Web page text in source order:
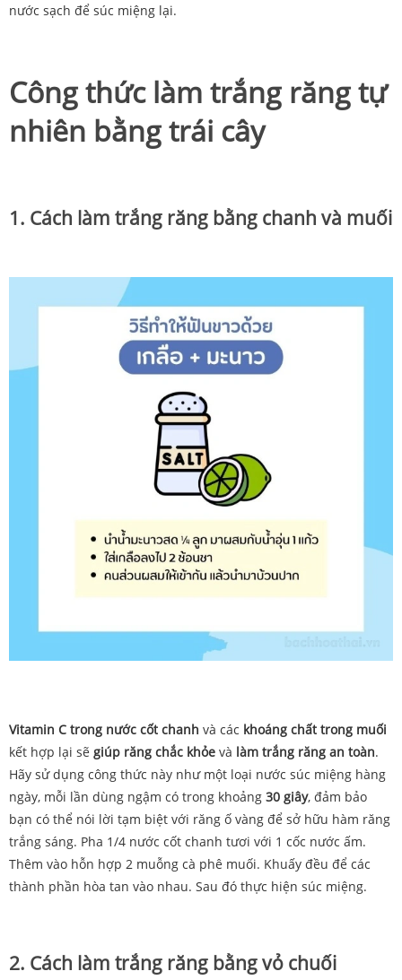
nước sạch để súc miệng lại.
Công thức làm trắng răng tự
nhiên bằng trái cây
1. Cách làm trắng răng bằng chanh và muối
Vitamin C trong nước cốt chanh và các khoáng chất trong muối
kết hợp lại sẽ giúp răng chắc khỏe và làm trắng răng an toàn.
Hãy sử dụng công thức này như một loại nước súc miệng hàng
ngày, mỗi lần dùng ngậm có trong khoảng 30 giây, đảm bảo
bạn có thể nói lời tạm biệt với răng ố vàng để sở hữu hàm răng
trắng sáng. Pha 1/4 nước cốt chanh tươi với 1 cốc nước ấm.
Thêm vào hỗn hợp 2 muỗng cà phê muối. Khuấy đều để các
thành phần hòa tan vào nhau. Sau đó thực hiện súc miệng.
2. Cách làm trắng răng bằng vỏ chuối